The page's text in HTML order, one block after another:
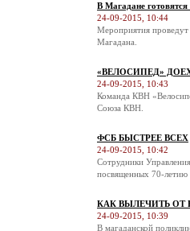
В Магадане
24-09-2015, 10:44
Мероприятия
Магадана.
«ВЕЛОСИПЕД»
24-09-2015, 10:43
Команда КВН
Союза КВН.
ФСБ БЫСТРЕЕ ВСЕХ
24-09-2015, 10:42
Сотрудники
посвященных 70-летию
КАК ВЫЛЕЧИТЬ ОТ
24-09-2015, 10:39
В магаданской